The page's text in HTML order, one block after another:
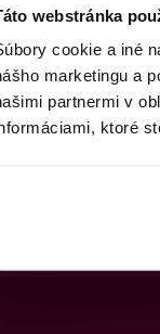
webstránka
cookie a iné
marketingu a
partnermi v
ktoré